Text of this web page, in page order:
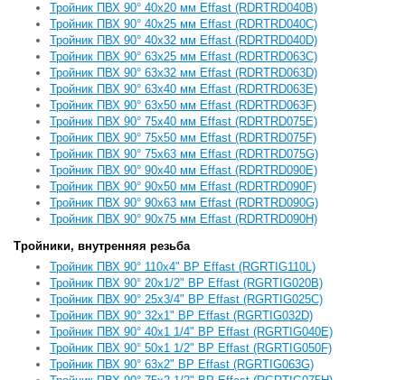
Тройник ПВХ 90° 40x20 мм Effast (RDRTRD040B)
Тройник ПВХ 90° 40x25 мм Effast (RDRTRD040C)
Тройник ПВХ 90° 40x32 мм Effast (RDRTRD040D)
Тройник ПВХ 90° 63x25 мм Effast (RDRTRD063C)
Тройник ПВХ 90° 63x32 мм Effast (RDRTRD063D)
Тройник ПВХ 90° 63x40 мм Effast (RDRTRD063E)
Тройник ПВХ 90° 63x50 мм Effast (RDRTRD063F)
Тройник ПВХ 90° 75x40 мм Effast (RDRTRD075E)
Тройник ПВХ 90° 75x50 мм Effast (RDRTRD075F)
Тройник ПВХ 90° 75x63 мм Effast (RDRTRD075G)
Тройник ПВХ 90° 90x40 мм Effast (RDRTRD090E)
Тройник ПВХ 90° 90x50 мм Effast (RDRTRD090F)
Тройник ПВХ 90° 90x63 мм Effast (RDRTRD090G)
Тройник ПВХ 90° 90x75 мм Effast (RDRTRD090H)
Тройники, внутренняя резьба
Тройник ПВХ 90° 110x4" ВР Effast (RGRTIG110L)
Тройник ПВХ 90° 20x1/2" ВР Effast (RGRTIG020B)
Тройник ПВХ 90° 25x3/4" ВР Effast (RGRTIG025C)
Тройник ПВХ 90° 32x1" ВР Effast (RGRTIG032D)
Тройник ПВХ 90° 40x1 1/4" ВР Effast (RGRTIG040E)
Тройник ПВХ 90° 50x1 1/2" ВР Effast (RGRTIG050F)
Тройник ПВХ 90° 63x2" ВР Effast (RGRTIG063G)